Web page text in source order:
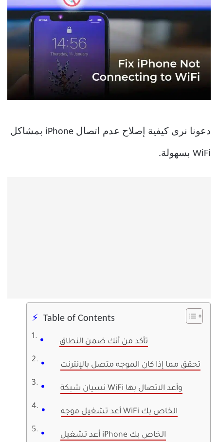
دعونا نرى كيفية إصلاح عدم اتصال iPhone بمشاكل
WiFi بسهولة.
Table of Contents
تأكد من أنك ضمن النطاق
تحقق مما إذا كان الموجه متصل بالإنترنت
نسيان شبكة WiFi وأعد الاتصال بها
أعد تشغيل موجه WiFi الخاص بك
أعد تشغيل iPhone الخاص بك